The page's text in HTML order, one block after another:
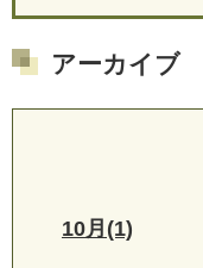
アーカイブ
10月(1)